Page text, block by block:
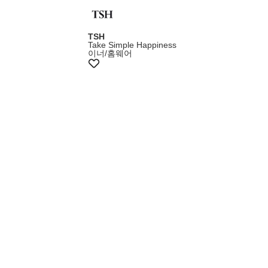
TSH
Take Simple Happiness
이너/홈웨어